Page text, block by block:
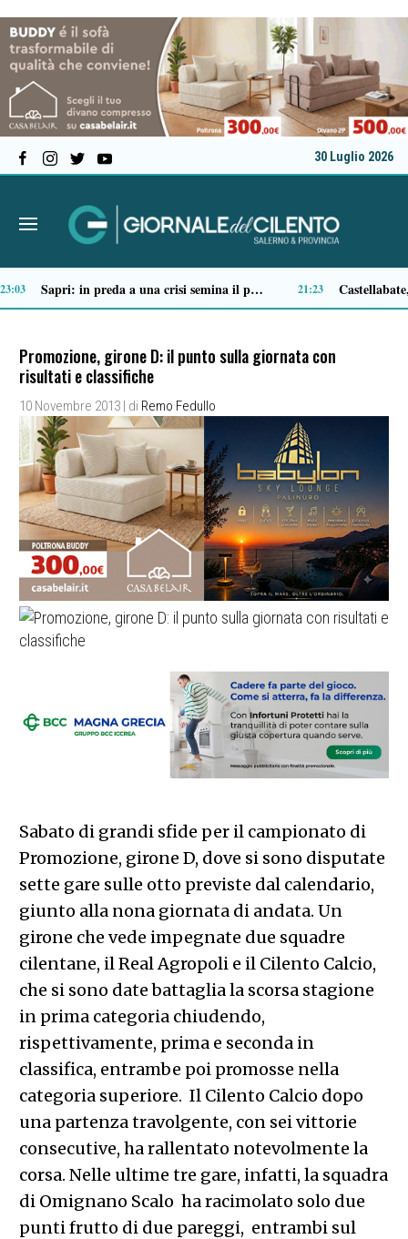
30 Luglio 2026
Tortorella celebra la Fiera di San Basilio: tra antichi mestieri, bestiame e la musica della Bandabardò 14:49
Promozione, girone D: il punto sulla giornata con
risultati e classifiche
10 Novembre 2013 | di Remo Fedullo
Sabato di grandi sfide per il campionato di
Promozione, girone D, dove si sono disputate
sette gare sulle otto previste dal calendario,
giunto alla nona giornata di andata. Un
girone che vede impegnate due squadre
cilentane, il Real Agropoli e il Cilento Calcio,
che si sono date battaglia la scorsa stagione
in prima categoria chiudendo,
rispettivamente, prima e seconda in
classifica, entrambe poi promosse nella
categoria superiore. Il Cilento Calcio dopo
una partenza travolgente, con sei vittorie
consecutive, ha rallentato notevolmente la
corsa. Nelle ultime tre gare, infatti, la squadra
di Omignano Scalo ha racimolato solo due
punti frutto di due pareggi, entrambi sul